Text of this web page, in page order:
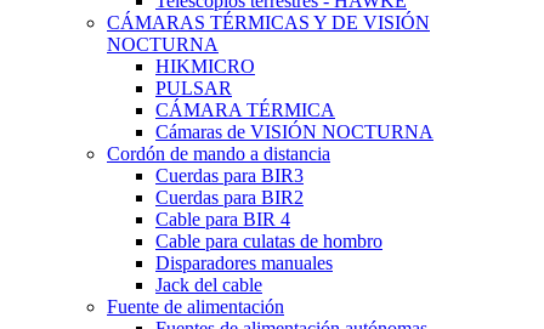
CÁMARAS TÉRMICAS Y DE VISIÓN
NOCTURNA
HIKMICRO
PULSAR
CÁMARA TÉRMICA
Cámaras de VISIÓN NOCTURNA
Cordón de mando a distancia
Cuerdas para BIR3
Cuerdas para BIR2
Cable para BIR 4
Cable para culatas de hombro
Disparadores manuales
Jack del cable
Fuente de alimentación